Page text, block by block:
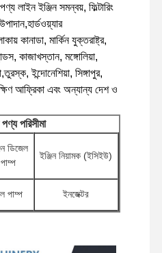
লাইন ইঞ্জিন সমন্বয়, ফিল্টারিং
কানাডা, মার্কিন যুক্তরাষ্ট্র,
কাজাখস্তান, মঙ্গোলিয়া,
ইন্দোনেশিয়া, সিঙ্গাপুর,
আফ্রিকা এবং অন্যান্য দেশ ও
পরিসীমা
ডিজেল
পাম্প
ইঞ্জিন নিয়ামক (ইসিইউ)
পাম্প ইনজেক্টর